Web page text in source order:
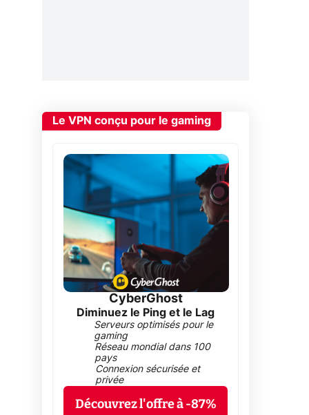
Le VPN conçu pour le gaming
CyberGhost
Diminuez le Ping et le Lag
Serveurs optimisés pour le
gaming
Réseau mondial dans 100
pays
Connexion sécurisée et
privée
Découvrez l'offre à -87%